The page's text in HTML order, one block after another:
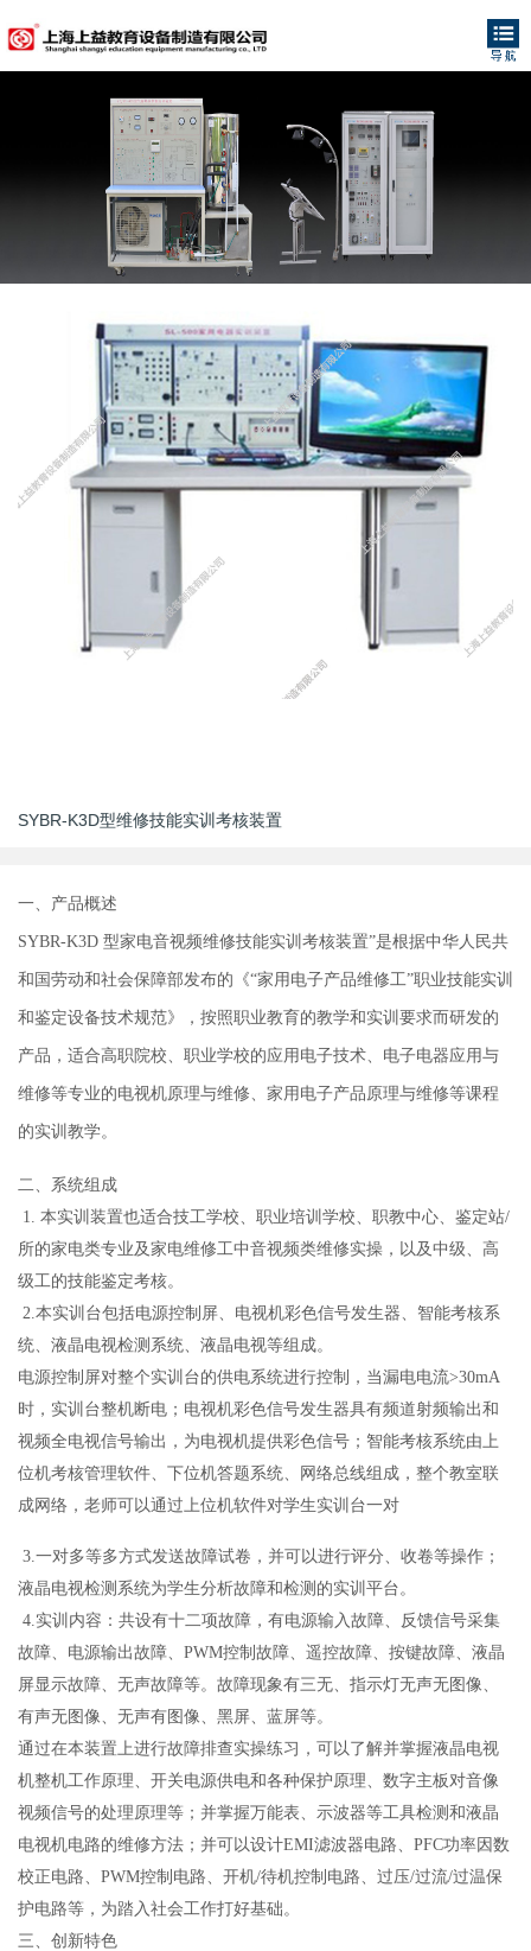
SYBR-K3D型维修技能实训考核装置
一、产品概述
SYBR-K3D 型家电音视频维修技能实训考核装置”是根据中华人民共
和国劳动和社会保障部发布的《“家用电子产品维修工”职业技能实训
和鉴定设备技术规范》，按照职业教育的教学和实训要求而研发的
产品，适合高职院校、职业学校的应用电子技术、电子电器应用与
维修等专业的电视机原理与维修、家用电子产品原理与维修等课程
的实训教学。
二、系统组成
1. 本实训装置也适合技工学校、职业培训学校、职教中心、鉴定站/
所的家电类专业及家电维修工中音视频类维修实操，以及中级、高
级工的技能鉴定考核。
2. 本实训台包括电源控制屏、电视机彩色信号发生器、智能考核系
统、液晶电视检测系统、液晶电视等组成。
电源控制屏对整个实训台的供电系统进行控制，当漏电电流>30mA
时，实训台整机断电；电视机彩色信号发生器具有频道射频输出和
视频全电视信号输出，为电视机提供彩色信号；智能考核系统由上
位机考核管理软件、下位机答题系统、网络总线组成，整个教室联
成网络，老师可以通过上位机软件对学生实训台一对
3.一对多等多方式发送故障试卷，并可以进行评分、收卷等操作；
液晶电视检测系统为学生分析故障和检测的实训平台。
4. 实训内容：共设有十二项故障，有电源输入故障、反馈信号采集
故障、电源输出故障、PWM控制故障、遥控故障、按键故障、液晶
屏显示故障、无声故障等。故障现象有三无、指示灯无声无图像、
有声无图像、无声有图像、黑屏、蓝屏等。
通过在本装置上进行故障排查实操练习，可以了解并掌握液晶电视
机整机工作原理、开关电源供电和各种保护原理、数字主板对音像
视频信号的处理原理等；并掌握万能表、示波器等工具检测和液晶
电视机电路的维修方法；并可以设计EMI滤波器电路、PFC功率因数
校正电路、PWM控制电路、开机/待机控制电路、过压/过流/过温保
护电路等，为踏入社会工作打好基础。
三、创新特色